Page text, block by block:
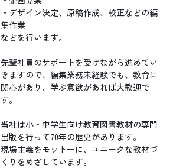
・デザイン決定、原稿作成、校正などの編
集作業
などを行います。
先輩社員のサポートを受けながら進めてい
きますので、編集業務未経験でも、教育に
関心があり、学ぶ意欲があれば大歓迎で
す。
当社は小・中学生向け教育図書教材の専門
出版を行って70年の歴史があります。
現場主義をモットーに、ユニークな教材づ
くりをめざしています。